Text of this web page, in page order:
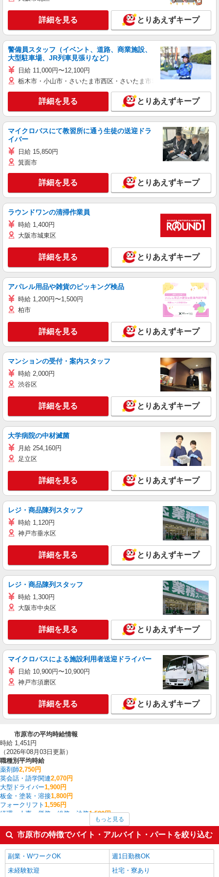
詳細を見る とりあえずキープ
警備員スタッフ（イベント、道路、商業施設、
大型駐車場、JR列車見張りなど）
日給 11,000円〜12,100円
栃木市・小山市・さいたま市西区・さいたま市岩槻区・久喜市・蓮田
詳細を見る とりあえずキープ
マイクロバスにて教習所に通う生徒の送迎ドラ
イバー
日給 15,850円
箕面市
詳細を見る とりあえずキープ
ラウンドワンの清掃作業員
時給 1,400円
大阪市城東区
詳細を見る とりあえずキープ
アパレル用品や雑貨のピッキング検品
時給 1,200円〜1,500円
柏市
詳細を見る とりあえずキープ
マンションの受付・案内スタッフ
時給 2,000円
渋谷区
詳細を見る とりあえずキープ
大学病院の中材滅菌
月給 254,160円
足立区
詳細を見る とりあえずキープ
レジ・商品陳列スタッフ
時給 1,120円
神戸市垂水区
詳細を見る とりあえずキープ
レジ・商品陳列スタッフ
時給 1,300円
大阪市中央区
詳細を見る とりあえずキープ
マイクロバスによる施設利用者送迎ドライバー
日給 10,900円〜10,900円
神戸市須磨区
詳細を見る とりあえずキープ
市原市の平均時給情報
時給 1,451円
（2026年08月03日更新）
職種別平均時給
薬剤師2,750円
英会話・語学関連2,070円
大型ドライバー1,900円
板金・塗装・溶接1,800円
フォークリフト 1,596円
経理・人事・労務・総務・法務1,580円
看護師・保健師・看護助手・助産師 1,574円
家電・携帯販売1,563円
製造・組立・加工1,554円
その他軽作業・製造・物流1,521円
市原市の他の職種の平均時給を見る
もっと見る
市原市の特徴でバイト・アルバイト・パートを絞り込む
副業・WワークOK
週1日勤務OK
未経験歓迎
社宅・寮あり